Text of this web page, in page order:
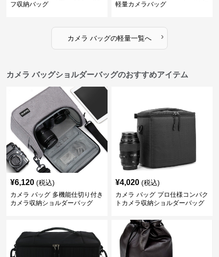
フ収納バッグ
軽量カメラバッグ
カメラ バッグの軽量一覧へ ›
カメラ バッグショルダーバッグのおすすめアイテム
¥6,120 (税込)
カメラ バッグ 多機能仕切り付き
カメラ収納ショルダーバッグ
¥4,020 (税込)
カメラ バッグ プロ仕様コンパク
トカメラ収納ショルダーバッグ